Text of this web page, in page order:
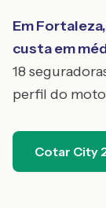
EmFortaleza
custa em
18
perfil do
Cotar City